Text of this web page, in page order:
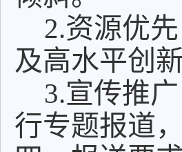
2.资源优
及高水平创
3.宣传推
行专题报道